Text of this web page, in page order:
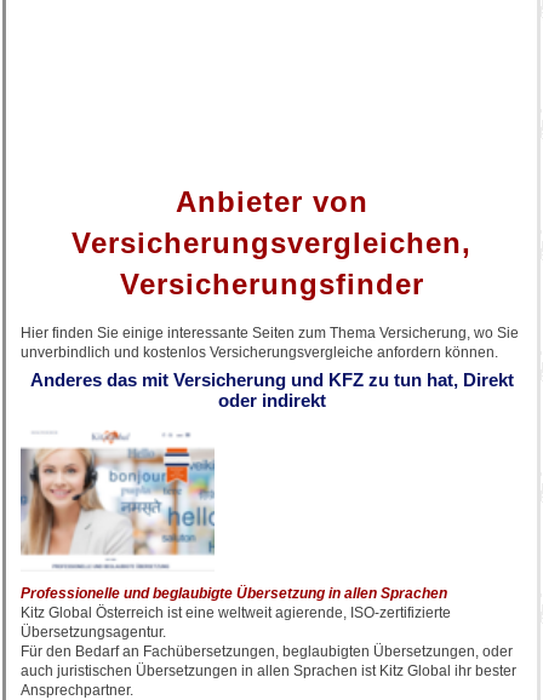
Anbieter von
Versicherungsvergleichen,
Versicherungsfinder
Hier finden Sie einige interessante Seiten zum Thema Versicherung, wo Sie
unverbindlich und kostenlos Versicherungsvergleiche anfordern können.
Anderes das mit Versicherung und KFZ zu tun hat, Direkt
oder indirekt
Professionelle und beglaubigte Übersetzung in allen Sprachen
Kitz Global Österreich ist eine weltweit agierende, ISO-zertifizierte
Übersetzungsagentur.
Für den Bedarf an Fachübersetzungen, beglaubigten Übersetzungen, oder
auch juristischen Übersetzungen in allen Sprachen ist Kitz Global ihr bester
Ansprechpartner.